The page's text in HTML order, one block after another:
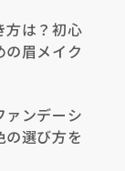
方は？初心
の眉メイク
ァンデーシ
の選び方を